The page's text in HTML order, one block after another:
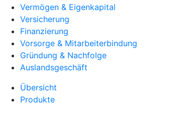
Vermögen & Eigenkapital
Versicherung
Finanzierung
Vorsorge & Mitarbeiterbindung
Gründung & Nachfolge
Auslandsgeschäft
Übersicht
Produkte